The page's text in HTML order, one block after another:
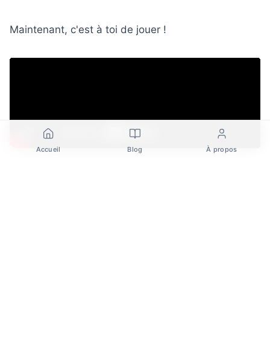
Maintenant, c'est à toi de jouer !
Accueil Blog À propos